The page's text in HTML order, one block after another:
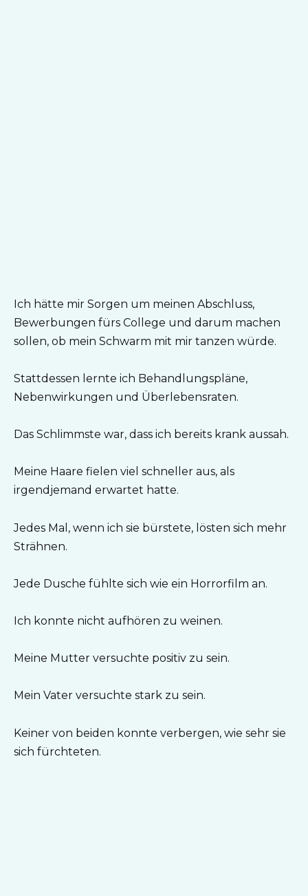
Ich hätte mir Sorgen um meinen Abschluss,
Bewerbungen fürs College und darum machen
sollen, ob mein Schwarm mit mir tanzen würde.
Stattdessen lernte ich Behandlungspläne,
Nebenwirkungen und Überlebensraten.
Das Schlimmste war, dass ich bereits krank aussah.
Meine Haare fielen viel schneller aus, als
irgendjemand erwartet hatte.
Jedes Mal, wenn ich sie bürstete, lösten sich mehr
Strähnen.
Jede Dusche fühlte sich wie ein Horrorfilm an.
Ich konnte nicht aufhören zu weinen.
Meine Mutter versuchte positiv zu sein.
Mein Vater versuchte stark zu sein.
Keiner von beiden konnte verbergen, wie sehr sie
sich fürchteten.